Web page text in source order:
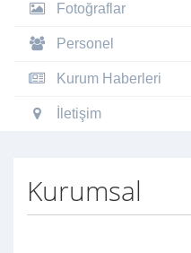
Fotoğraflar
Personel
Kurum Haberleri
İletişim
Kurumsal